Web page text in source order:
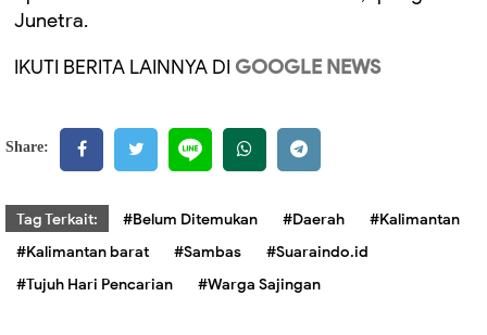
Junetra.
IKUTI BERITA LAINNYA DI GOOGLE NEWS
Share:
Tag Terkait: #Belum Ditemukan #Daerah
#Kalimantan
#Kalimantan barat
#Sambas
#Suaraindo.id
#Tujuh Hari Pencarian
#Warga Sajingan